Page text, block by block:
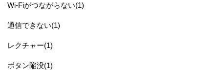
Wi-Fiがつながらない(1)
通信できない(1)
レクチャー(1)
ボタン陥没(1)